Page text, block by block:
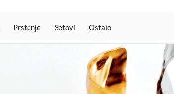
Prstenje Setovi Ostalo